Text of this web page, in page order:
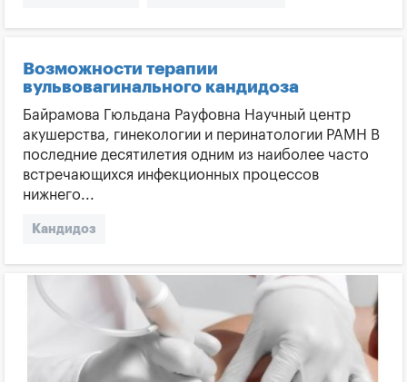
Неприятный запах изо рта
Почему появляется налет на языке
Налет на языке и заболевания Заболевания ЖКТ
Заболевания печени
Стоматологические заболевания
Дефицит витаминов
Белый язык
Возможности терапии
вульвовагинального кандидоза
Байрамова Гюльдана Рауфовна Научный центр
акушерства, гинекологии и перинатологии РАМН В
последние десятилетия одним из наиболее часто
встречающихся инфекционных процессов
нижнего...
Кандидоз